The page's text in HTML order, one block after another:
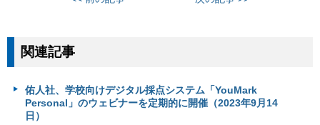
関連記事
佑人社、学校向けデジタル採点システム「YouMark
Personal」のウェビナーを定期的に開催（2023年9月14
日）